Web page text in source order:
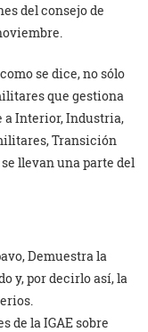
del consejo de
se dice, no sólo
que gestiona
a Interior, Industria,
Transición
llevan una parte del
Demuestra la
y, por decirlo así, la
de la IGAE sobre